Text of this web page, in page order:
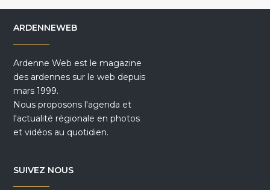
ARDENNEWEB
Ardenne Web est le magazine
des ardennes sur le web depuis
mars 1999.
Nous proposons l'agenda et
l'actualité régionale en photos
et vidéos au quotidien.
SUIVEZ NOUS